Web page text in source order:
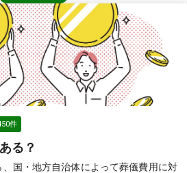
件
る？
国・地方自治体によって葬儀費用に対